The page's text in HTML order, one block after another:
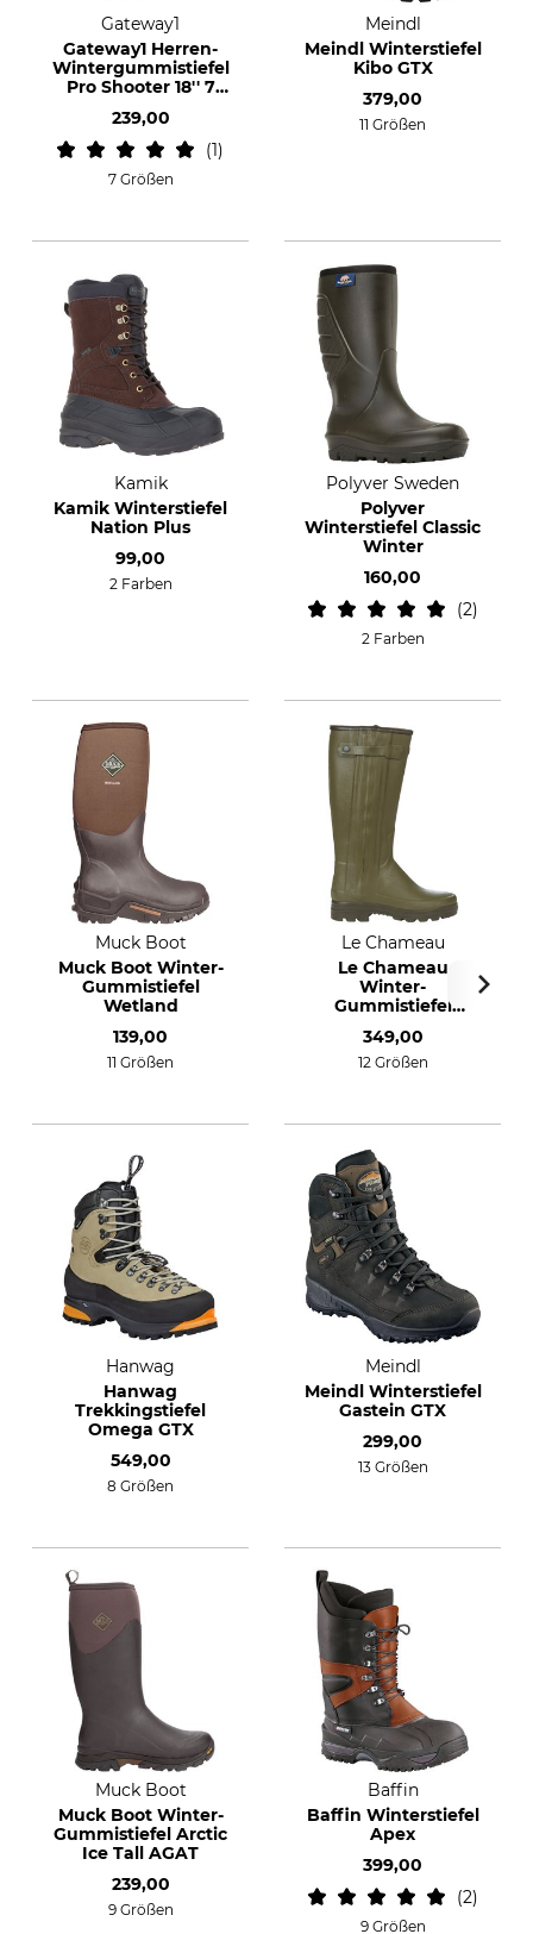
Gateway1
Gateway1 Herren-
Wintergummistiefel
Pro Shooter 18'' 7
239,00
1
7 Größen
Meindl
Meindl Winterstiefel
Kibo GTX
379,00
11 Größen
Kamik
Kamik Winterstiefel
Nation Plus
99,00
2 Farben
Polyver Sweden
Polyver
Winterstiefel Classic
Winter
160,00
2
2 Farben
Muck Boot
Muck Boot Winter-
Gummistiefel
Wetland
139,00
11 Größen
Le Chameau
Le Chameau
Winter-
Gummistiefel
349,00
12 Größen
Hanwag
Hanwag
Trekkingstiefel
Omega GTX
549,00
8 Größen
Meindl
Meindl Winterstiefel
Gastein GTX
299,00
13 Größen
Muck Boot
Muck Boot Winter-
Gummistiefel Arctic
Ice Tall AGAT
239,00
9 Größen
Baffin
Baffin Winterstiefel
Apex
399,00
2
9 Größen